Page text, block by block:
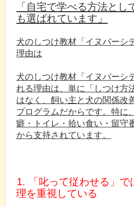
「自宅で学べる方法とし
も選ばれています」
犬のしつけ教材「イヌバーシ
理由は
犬のしつけ教材「イヌバーシ
れる理由は、単に「しつけ方
はなく、飼い主と犬の関係改
プログラムだからです。特に
癖・トイレ・拾い食い・留守
から支持されています。
1. 「叱って従わせる」で
理を重視している